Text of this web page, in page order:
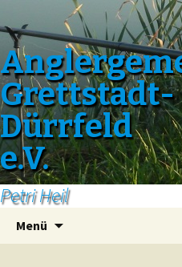
Grettstadt-
Dürrfeld
e.V.
Petri Heil
Menü